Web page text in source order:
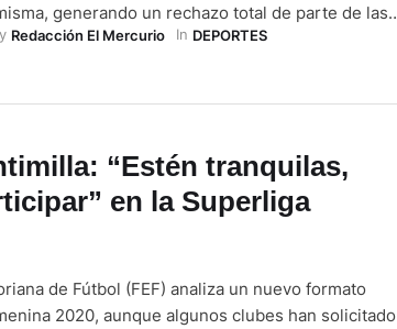
generando un rechazo total de parte de las
conscientes de la situación actual por la
Redacción El Mercurio In DEPORTES
“Estén tranquilas,
en la Superliga
de Fútbol (FEF) analiza un nuevo formato
2020, aunque algunos clubes han solicitado